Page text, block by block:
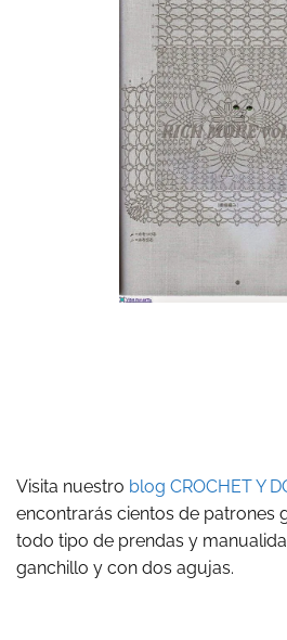
Visita nuestro blog CROCHET Y
encontrarás cientos de patrones
todo tipo de prendas y
ganchillo y con dos agujas.